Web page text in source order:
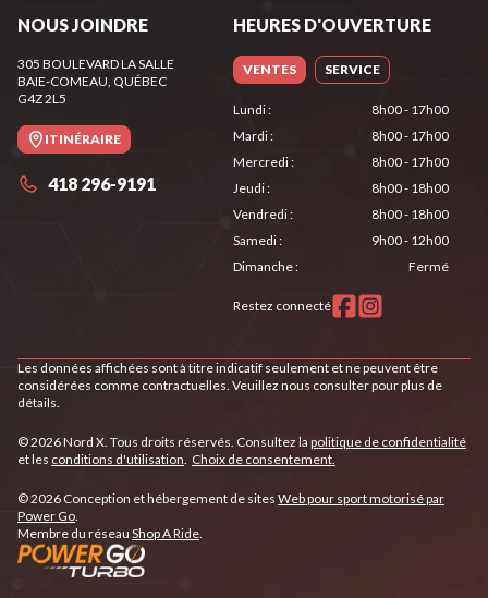
NOUS JOINDRE
305 BOULEVARD LA SALLE
BAIE-COMEAU, QUÉBEC
G4Z 2L5
ITINÉRAIRE
418 296-9191
HEURES D'OUVERTURE
VENTES SERVICE
Lundi:
8h00 - 17h00
Mardi:
8h00 - 17h00
Mercredi:
8h00 - 17h00
Jeudi:
8h00 - 18h00
Vendredi:
8h00 - 18h00
Samedi:
9h00 - 12h00
Dimanche: Fermé
Restez connecté
Les données affichées sont à titre indicatif seulement et ne peuvent être
considérées comme contractuelles. Veuillez nous consulter pour plus de
détails.
© 2026 Nord X. Tous droits réservés. Consultez la politique de confidentialité
et les conditions d'utilisation. Choix de consentement.
© 2026 Conception et hébergement de sites Web pour sport motorisé par
Power Go.
Membre du réseau Shop A Ride.